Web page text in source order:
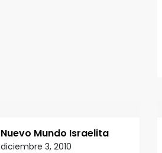
Nuevo Mundo Israelita
diciembre 3, 2010